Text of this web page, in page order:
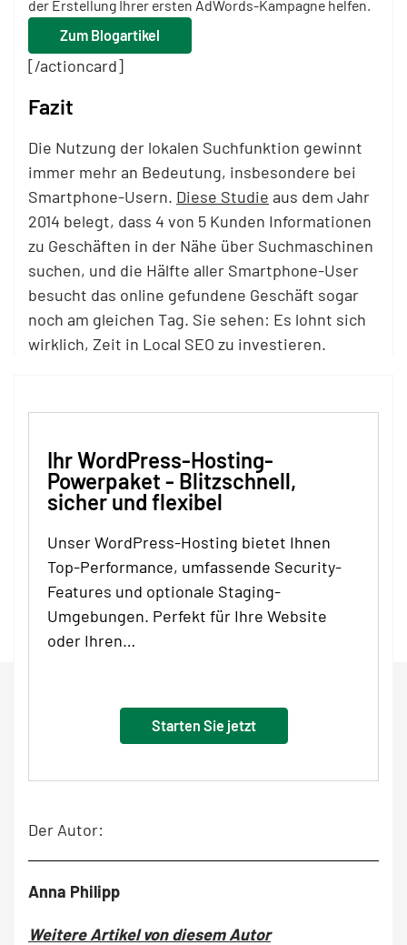
der Erstellung Ihrer ersten AdWords-Kampagne helfen.
Zum Blogartikel
[/actioncard]
Fazit
Die Nutzung der lokalen Suchfunktion gewinnt
immer mehr an Bedeutung, insbesondere bei
Smartphone-Usern. Diese Studie aus dem Jahr
2014 belegt, dass 4 von 5 Kunden Informationen
zu Geschäften in der Nähe über Suchmaschinen
suchen, und die Hälfte aller Smartphone-User
besucht das online gefundene Geschäft sogar
noch am gleichen Tag. Sie sehen: Es lohnt sich
wirklich, Zeit in Local SEO zu investieren.
Ihr WordPress-Hosting-
Powerpaket - Blitzschnell,
sicher und flexibel
Unser WordPress-Hosting bietet Ihnen
Top-Performance, umfassende Security-
Features und optionale Staging-
Umgebungen. Perfekt für Ihre Website
oder Ihren…
Starten Sie jetzt
Der Autor:
Anna Philipp
Weitere Artikel von diesem Autor